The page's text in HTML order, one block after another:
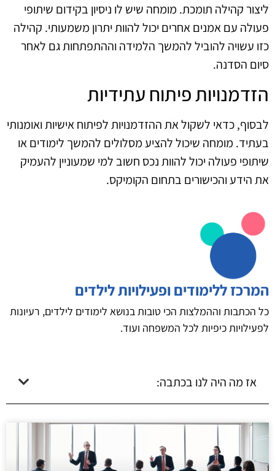
ליצור קהילה תומכת. מומחה שיש לו ניסיון בקידום שיתופי
פעולה עם אמנים אחרים יכול להוות יתרון משמעותי. קהילה
כזו עשויה להוביל להמשך הלמידה וההתפתחות גם לאחר
סיום הסדנה.
הזדמנויות פיתוח עתידיות
לבסוף, כדאי לשקול את ההזדמנויות לפיתוח אישיות ואומנותי
בעתיד. מומחה שיכול להציע מסלולים להמשך לימודים או
שיתופי פעולה יכול להוות נכס חשוב למי שמעוניין להעמיק
את הידע והכישורים בתחום הקומיקס.
המרכז ללימודים ופעילויות לילדים
כל הכתבות וההמלצות הכי טובות בנושא לימודים לילדים, רעיונות
לפעילויות כיפיות לכל המשפחה ועוד.
אז מה היה לנו בכתבה: